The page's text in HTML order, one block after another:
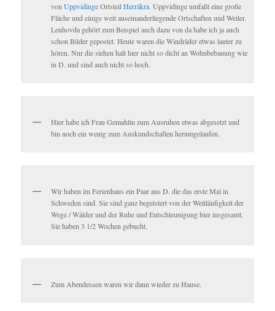
vonUppvidingeOrtsteilHerräkra. Uppvidinge umfaßt eine große
Fläche und einige weit auseinanderliegende Ortschaften und Weiler.
Lenhovda gehört zum Beispiel auch dazu von da habe ich ja auch
schon Bilder gepostet. Heute waren die Windräder etwas lauter zu
hören. Nur die stehen halt hier nicht so dicht an Wohnbebauung wie
in D. und sind auch nicht so hoch.
Hier habe ich Frau Gemahlin zum Ausruhen etwas abgesetzt und
bin noch ein wenig zum Auskundschaften herumgelaufen.
Wir haben im Ferienhaus ein Paar aus D. die das erste Mal in
Schweden sind. Sie sind ganz begeistert von der Weitläufigkeit der
Wege / Wälder und der Ruhe und Entschleunigung hier insgesamt.
Sie haben 3 1/2 Wochen gebucht.
Zum Abendessen waren wir dann wieder zu Hause.